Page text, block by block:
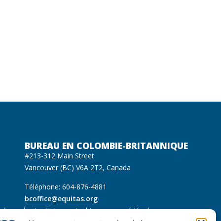
BUREAU EN COLOMBIE-BRITANNIQUE
#213-312 Main Street
Vancouver (BC) V6A 2T2, Canada
Téléphone: 604-876-4881
bcoffice@equitas.org
sur les territoires autochtones non cédés des